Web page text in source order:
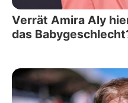
Verrät Amira Aly
das